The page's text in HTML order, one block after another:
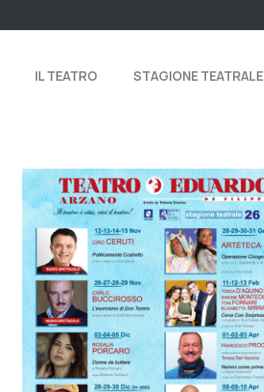
IL TEATRO STAGIONE TEATRALE